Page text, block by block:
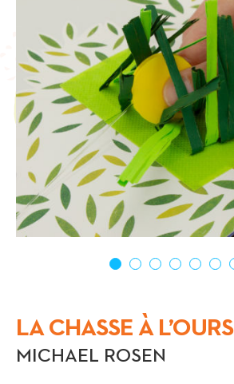
LA CHASSE À L’OURS
MICHAEL ROSEN